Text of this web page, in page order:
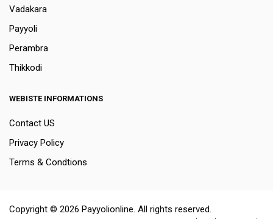
Vadakara
Payyoli
Perambra
Thikkodi
WEBISTE INFORMATIONS
Contact US
Privacy Policy
Terms & Condtions
Copyright © 2026 Payyolionline. All rights reserved.